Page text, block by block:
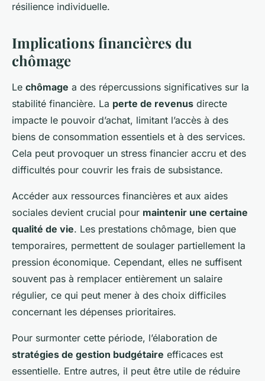
résilience individuelle.
Implications financières du
chômage
Le chômage a des répercussions significatives sur la
stabilité financière. La perte de revenus directe
impacte le pouvoir d’achat, limitant l’accès à des
biens de consommation essentiels et à des services.
Cela peut provoquer un stress financier accru et des
difficultés pour couvrir les frais de subsistance.
Accéder aux ressources financières et aux aides
sociales devient crucial pour maintenir une certaine
qualité de vie. Les prestations chômage, bien que
temporaires, permettent de soulager partiellement la
pression économique. Cependant, elles ne suffisent
souvent pas à remplacer entièrement un salaire
régulier, ce qui peut mener à des choix difficiles
concernant les dépenses prioritaires.
Pour surmonter cette période, l’élaboration de
stratégies de gestion budgétaire efficaces est
essentielle. Entre autres, il peut être utile de réduire